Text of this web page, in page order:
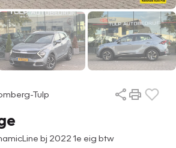
Tulp
bj 2022 1e eig btw